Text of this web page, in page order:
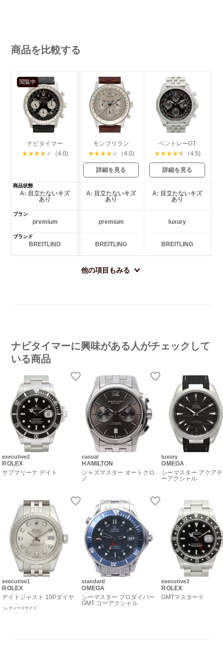
商品を比較する
閲覧中
ナビタイマー
★★★★ ★ （4.0)
モンブリラン
★★★★ ★ （4.0)
詳細を見る
ベントレーGT
★★★★★ （4.5)
詳細を見る
商品状態
A: 目立たないキズ
あり
A: 目立たないキズ
あり
A: 目立たないキズ
あり
プラン
premium premium luxury
ブランド
BREITLING BREITLING BREITLING
他の項目もみる
ナビタイマーに興味がある人がチェックして
いる商品
executive2
ROLEX
サブマリーナ デイト
executive1
ROLEX
デイトジャスト 10Pダイヤ
レディースサイズ
casual
HAMILTON
ジャズマスター オートクロ
ノ
standard
OMEGA
シーマスター プロダイバー
GMT コーアクシャル
luxury
OMEGA
シーマスター アクア
ーアクシャル
executive3
ROLEX
GMTマスターⅡ